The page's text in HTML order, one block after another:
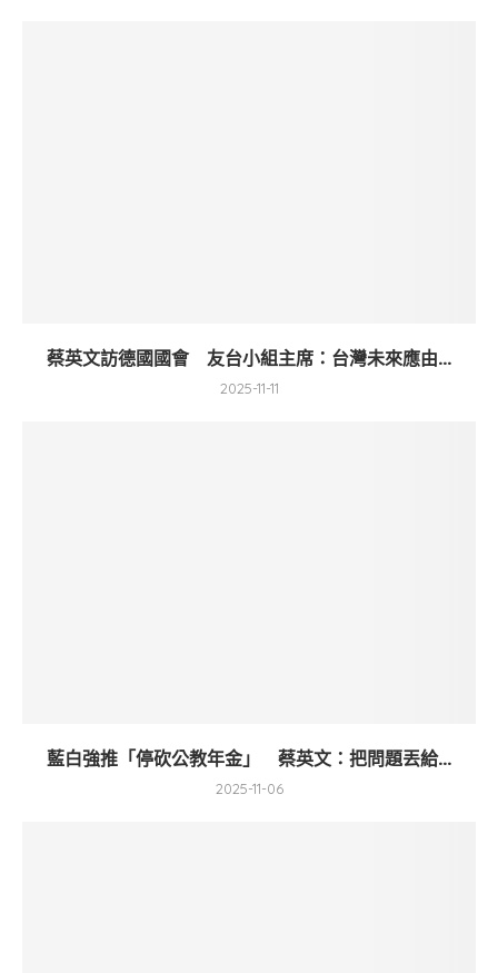
蔡英文訪德國國會 友台小組主席：台灣未來應由...
2025-11-11
藍白強推「停砍公教年金」 蔡英文：把問題丟給...
2025-11-06